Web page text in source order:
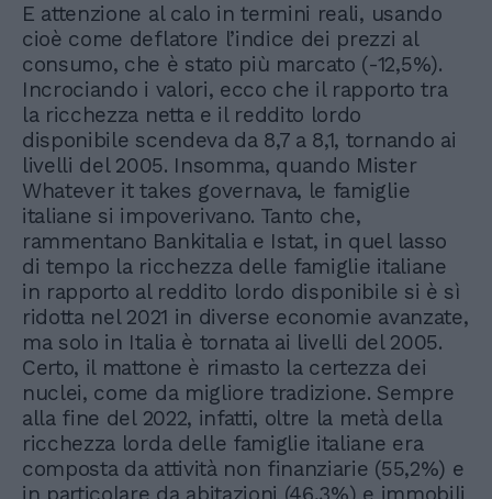
E attenzione al calo in termini reali, usando
cioè come deflatore l’indice dei prezzi al
consumo, che è stato più marcato (-12,5%).
Incrociando i valori, ecco che il rapporto tra
la ricchezza netta e il reddito lordo
disponibile scendeva da 8,7 a 8,1, tornando ai
livelli del 2005. Insomma, quando Mister
Whatever it takes governava, le famiglie
italiane si impoverivano. Tanto che,
rammentano Bankitalia e Istat, in quel lasso
di tempo la ricchezza delle famiglie italiane
in rapporto al reddito lordo disponibile si è sì
ridotta nel 2021 in diverse economie avanzate,
ma solo in Italia è tornata ai livelli del 2005.
Certo, il mattone è rimasto la certezza dei
nuclei, come da migliore tradizione. Sempre
alla fine del 2022, infatti, oltre la metà della
ricchezza lorda delle famiglie italiane era
composta da attività non finanziarie (55,2%) e